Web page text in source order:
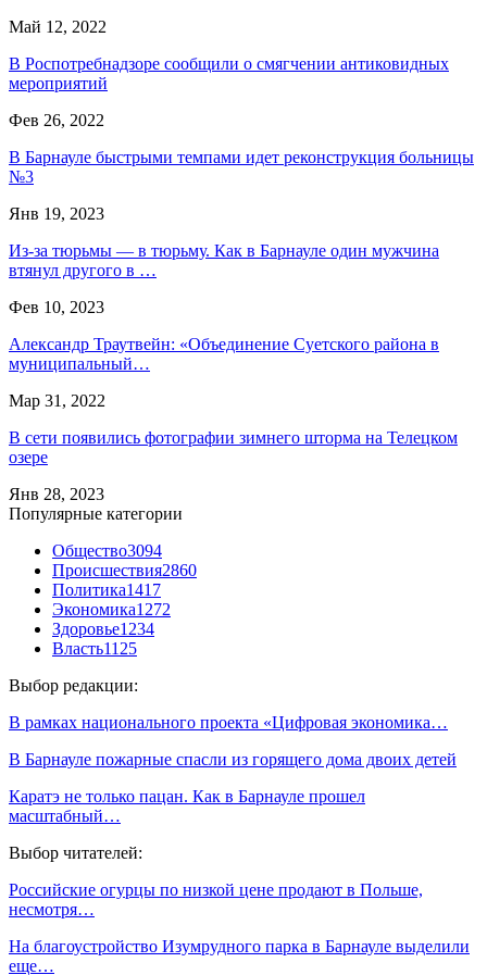
Май 12, 2022
В Роспотребнадзоре сообщили о смягчении антиковидных
мероприятий
Фев 26, 2022
В Барнауле быстрыми темпами идет реконструкция больницы
№3
Янв 19, 2023
Из-за тюрьмы — в тюрьму. Как в Барнауле один мужчина
втянул другого в …
Фев 10, 2023
Александр Траутвейн: «Объединение Суетского района в
муниципальный…
Мар 31, 2022
В сети появились фотографии зимнего шторма на Телецком
озере
Янв 28, 2023
Популярные категории
Общество3094
Происшествия2860
Политика1417
Экономика1272
Здоровье1234
Власть1125
Выбор редакции:
В рамках национального проекта «Цифровая экономика…
В Барнауле пожарные спасли из горящего дома двоих детей
Каратэ не только пацан. Как в Барнауле прошел
масштабный…
Выбор читателей:
Российские огурцы по низкой цене продают в Польше,
несмотря…
На благоустройство Изумрудного парка в Барнауле выделили
еще…